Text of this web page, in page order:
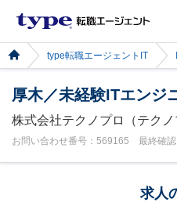
type転職エージェントIT
厚木／未経験ITエンジ
株式会社テクノプロ（テクノ
お問い合わせ番号：569165 最終確認
求人